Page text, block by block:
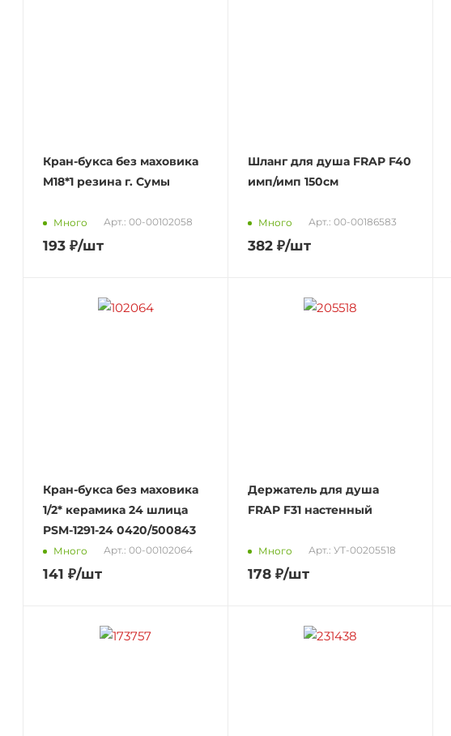
Кран-букса без маховика
M18*1 резина г. Сумы
Много Арт.: 00-00102058
193 ₽/шт
Шланг для душа FRAP F40
имп/имп 150см
Много Арт.: 00-00186583
382 ₽/шт
Кран-букса без маховика
1/2* керамика 24 шлица
PSM-1291-24 0420/500843
Много Арт.: 00-00102064
141 ₽/шт
Держатель для душа
FRAP F31 настенный
Много Арт.: УТ-00205518
178 ₽/шт